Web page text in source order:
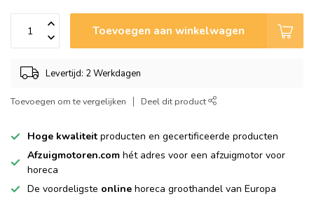
Toevoegen aan winkelwagen
Levertijd: 2 Werkdagen
Toevoegen om te vergelijken Deel dit product
Hoge kwaliteit producten en gecertificeerde producten
Afzuigmotoren.com hét adres voor een afzuigmotor voor
horeca
De voordeligste online horeca groothandel van Europa